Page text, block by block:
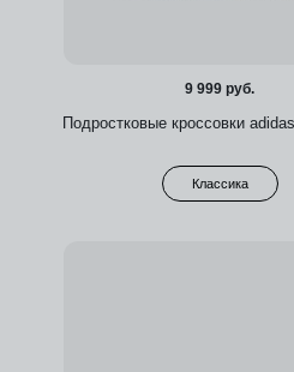
9 999 руб.
Подростковые кроссовки
Классика